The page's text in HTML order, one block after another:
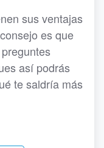
sus ventajas
es que
así podrás
te saldría más